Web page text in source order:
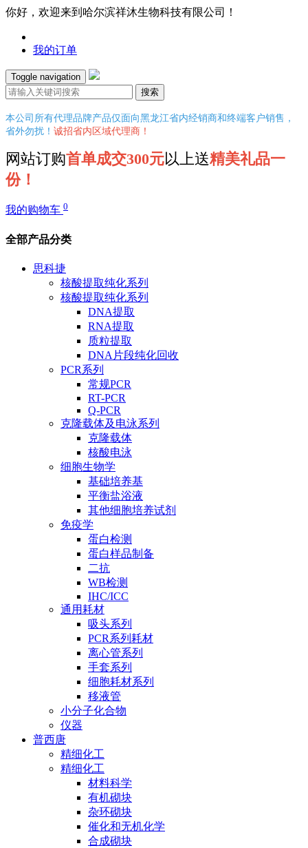
你好，欢迎来到哈尔滨祥沐生物科技有限公司！
我的订单
Toggle navigation
搜索
本公司所有代理品牌产品仅面向黑龙江省内经销商和终端客户销售，
省外勿扰！ 诚招省内区域代理商！
网站订购首单成交300元以上送精美礼品一
份！
我的购物车 0
全部产品分类
思科捷
核酸提取纯化系列
核酸提取纯化系列
DNA提取
RNA提取
质粒提取
DNA片段纯化回收
PCR系列
常规PCR
RT-PCR
Q-PCR
克隆载体及电泳系列
克隆载体
核酸电泳
细胞生物学
基础培养基
平衡盐浴液
其他细胞培养试剂
免疫学
蛋白检测
蛋白样品制备
二抗
WB检测
IHC/ICC
通用耗材
吸头系列
PCR系列耗材
离心管系列
手套系列
细胞耗材系列
移液管
小分子化合物
仪器
普西唐
精细化工
精细化工
材料科学
有机砌块
杂环砌块
催化和无机化学
合成砌块